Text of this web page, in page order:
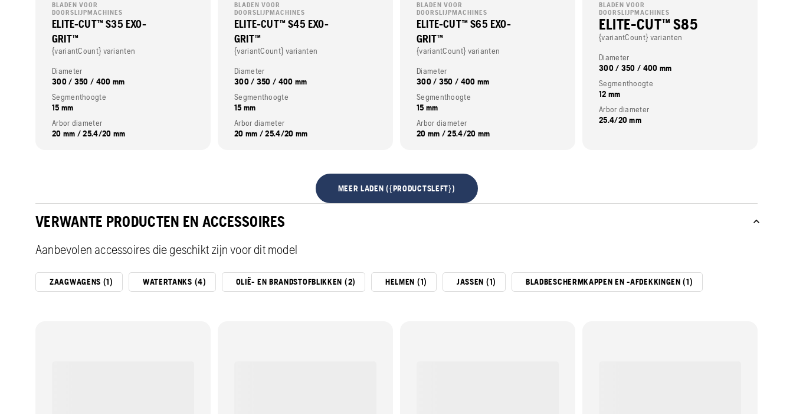
BLADEN VOOR
DOORSLIJPMACHINES
ELITE-CUT™ S35 EXO-
GRIT™
{variantCount} varianten
Diameter
300 / 350 / 400 mm
Segmenthoogte
15 mm
Arbor diameter
20 mm / 25.4/20 mm
BLADEN VOOR
DOORSLIJPMACHINES
ELITE-CUT™ S45 EXO-
GRIT™
{variantCount} varianten
Diameter
300 / 350 / 400 mm
Segmenthoogte
15 mm
Arbor diameter
20 mm / 25.4/20 mm
BLADEN VOOR
DOORSLIJPMACHINES
ELITE-CUT™ S65 EXO-
GRIT™
{variantCount} varianten
Diameter
300 / 350 / 400 mm
Segmenthoogte
15 mm
Arbor diameter
20 mm / 25.4/20 mm
BLADEN VOOR
DOORSLIJPMACHINES
ELITE-CUT™ S85
{variantCount} varianten
Diameter
300 / 350 / 400 mm
Segmenthoogte
12 mm
Arbor diameter
25.4/20 mm
MEER LADEN ({PRODUCTSLEFT})
VERWANTE PRODUCTEN EN ACCESSOIRES
Aanbevolen accessoires die geschikt zijn voor dit model
ZAAGWAGENS (1) WATERTANKS (4) OLIË- EN BRANDSTOFBLIKKEN (2) HELMEN (1) JASSEN (1) BLADBESCHERMKAPPEN EN -AFDEKKINGEN (1)